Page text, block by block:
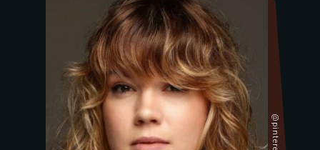
@pinterest